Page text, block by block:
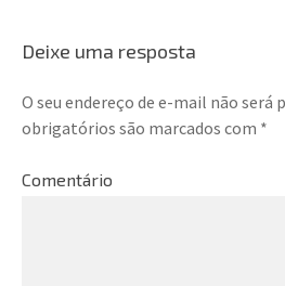
Deixe uma resposta
O seu endereço de e-mail não será
obrigatórios são marcados com *
Comentário